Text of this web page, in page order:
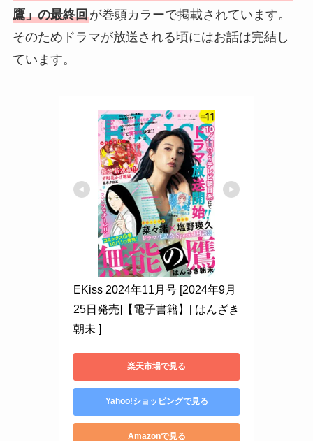
鷹」の最終回が巻頭カラーで掲載されています。
そのためドラマが放送される頃にはお話は完結し
ています。
EKiss 2024年11月号 [2024年9月
25日発売]【電子書籍】[ はんざき
朝未 ]
楽天市場で見る
Yahoo!ショッピングで見る
Amazonで見る